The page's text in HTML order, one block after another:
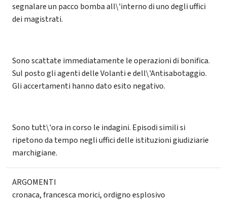
segnalare un pacco bomba all\'interno di uno degli uffici
dei magistrati.
Sono scattate immediatamente le operazioni di bonifica.
Sul posto gli agenti delle Volanti e dell\'Antisabotaggio.
Gli accertamenti hanno dato esito negativo.
Sono tutt\'ora in corso le indagini. Episodi simili si
ripetono da tempo negli uffici delle istituzioni giudiziarie
marchigiane.
ARGOMENTI
cronaca,francesca morici,ordigno esplosivo